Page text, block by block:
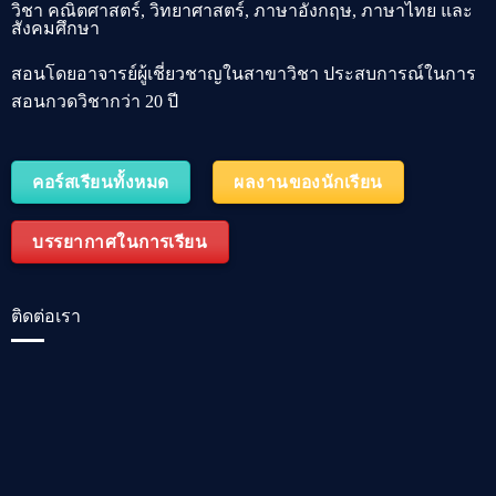
วิชา คณิตศาสตร์, วิทยาศาสตร์, ภาษาอังกฤษ, ภาษาไทย และ
สังคมศึกษา
สอนโดยอาจารย์ผู้เชี่ยวชาญในสาขาวิชา ประสบการณ์ในการ
สอนกวดวิชากว่า 20 ปี
คอร์สเรียนทั้งหมด ผลงานของนักเรียน
บรรยากาศในการเรียน
ติดต่อเรา